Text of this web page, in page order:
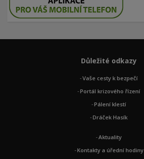
Důležité odkazy
Vaše cesty k bezpečí
Portál krizového řízení
Pálení klestí
Dráček Hasík
Aktuality
Kontakty a úřední hodiny